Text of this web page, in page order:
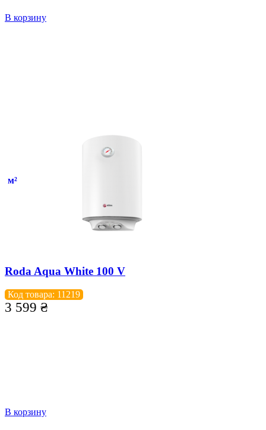
В корзину
м²
Roda Aqua White 100 V
Код товара: 11219
3 599 ₴
В корзину